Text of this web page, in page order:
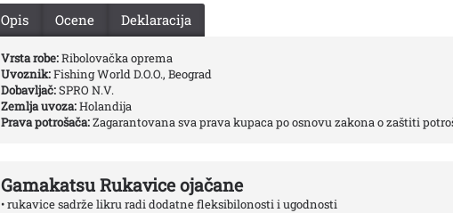
Opis Ocene Deklaracija
Vrsta robe:Ribolovačka oprema
Uvoznik:Fishing World D.O.O., Beograd
Dobavljač:SPRO N.V.
Zemlja uvoza:Holandija
Prava potrošača:Zagarantovana sva prava kupaca po osnovu zakona o zaštiti
Gamakatsu Rukavice ojačane
• rukavice sadrže likru radi dodatne fleksibilonosti i ugodnosti